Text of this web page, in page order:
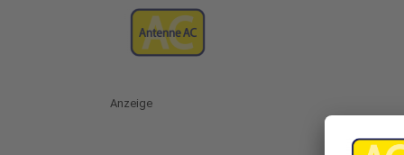
Anzeige